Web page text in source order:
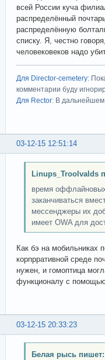
всей России куча
распределённый
распределённую
списку. Я, честно
человековеков надо
Для Director-cemetery:
комментарии буду
Для Rector: В дальнейшем
03-12-15 12:51:14
Linups_Troolvalds
время
заканчиваться
мессенджеры их
имеет OWA для
Как бэ на мобильниках
корпрративной среде
нужен, и гомоптица
функционалу с
03-12-15 20:33:23
Белая рысь пишет: